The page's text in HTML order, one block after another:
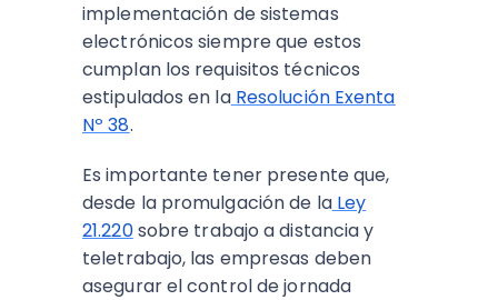
implementación de sistemas
electrónicos siempre que estos
cumplan los requisitos técnicos
estipulados en la Resolución Exenta
Nº 38.
Es importante tener presente que,
desde la promulgación de la Ley
21.220sobre trabajo a distancia y
teletrabajo, las empresas deben
asegurar el control de jornada